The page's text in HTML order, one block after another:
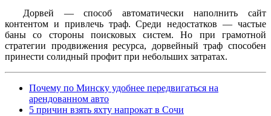
Дорвей — способ автоматически наполнить сайт
контентом и привлечь траф. Среди недостатков — частые
баны со стороны поисковых систем. Но при грамотной
стратегии продвижения ресурса, дорвейный траф способен
принести солидный профит при небольших затратах.
Почему по Минску удобнее передвигаться на
арендованном авто
5 причин взять яхту напрокат в Сочи